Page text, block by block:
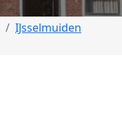
IJsselmuiden